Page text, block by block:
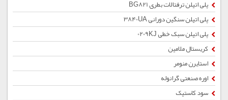
پلی اتیلن ترفتالات بطری BG821
پلی اتیلن سنگین دورانی 3840UA
پلی اتیلن سبک خطی 0209KJ
کریستال ملامین
استایرن منومر
اوره صنعتی گرانوله
سود کاستیک